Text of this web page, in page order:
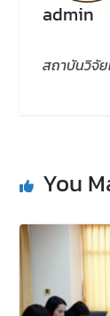
admin
สถาบันวิจั
You